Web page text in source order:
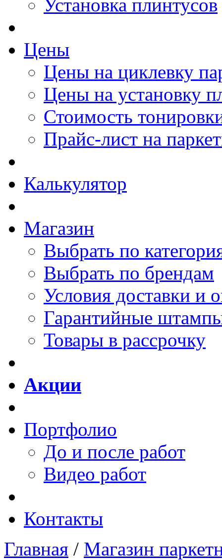
Установка плинтусов
Цены
Цены на циклевку
Цены на установку
Стоимость
Прайс-лист на
Калькулятор
Магазин
Выбрать по
Выбрать по брендам
Условия доставки и
Гарантийные
Товары в рассрочку
Акции
Портфолио
До и после работ
Видео работ
Контакты
Главная / Магазин